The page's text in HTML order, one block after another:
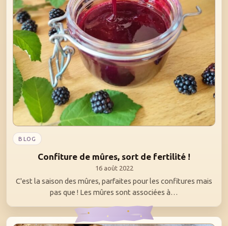
BLOG
Confiture de mûres, sort de fertilité !
16 août 2022
C'est la saison des mûres, parfaites pour les confitures mais
pas que ! Les mûres sont associées à…